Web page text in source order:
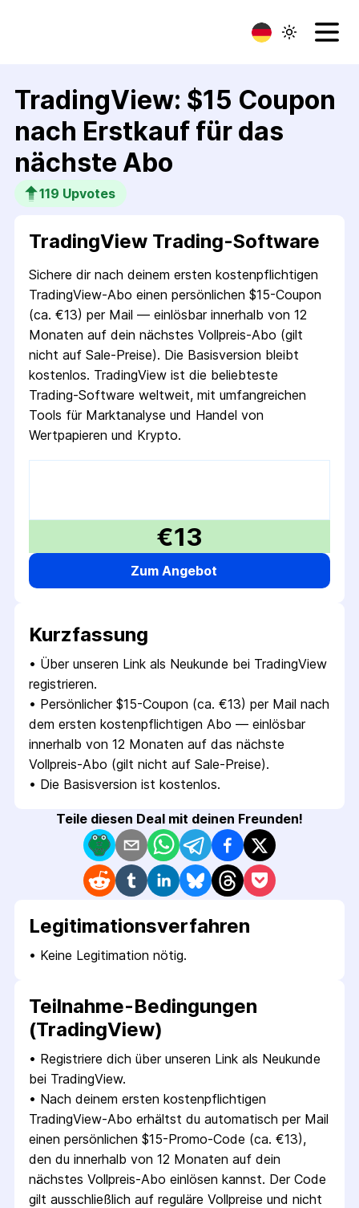
TradingView: $15 Coupon
nach Erstkauf für das
nächste Abo
119 Upvotes
TradingView Trading-Software
Sichere dir nach deinem ersten kostenpflichtigen
TradingView-Abo einen persönlichen $15-Coupon
(ca. €13) per Mail — einlösbar innerhalb von 12
Monaten auf dein nächstes Vollpreis-Abo (gilt
nicht auf Sale-Preise). Die Basisversion bleibt
kostenlos. TradingView ist die beliebteste
Trading-Software weltweit, mit umfangreichen
Tools für Marktanalyse und Handel von
Wertpapieren und Krypto.
€13
Zum Angebot
Kurzfassung
• Über unseren Link als Neukunde bei TradingView
registrieren.
• Persönlicher $15-Coupon (ca. €13) per Mail nach
dem ersten kostenpflichtigen Abo — einlösbar
innerhalb von 12 Monaten auf das nächste
Vollpreis-Abo (gilt nicht auf Sale-Preise).
• Die Basisversion ist kostenlos.
Teile diesen Deal mit deinen Freunden!
Legitimations­verfahren
• Keine Legitimation nötig.
Teilnahme-Bedingungen
(TradingView)
• Registriere dich über unseren Link als Neukunde
bei TradingView.
• Nach deinem ersten kostenpflichtigen
TradingView-Abo erhältst du automatisch per Mail
einen persönlichen $15-Promo-Code (ca. €13),
den du innerhalb von 12 Monaten auf dein
nächstes Vollpreis-Abo einlösen kannst. Der Code
gilt ausschließlich auf reguläre Vollpreise und nicht